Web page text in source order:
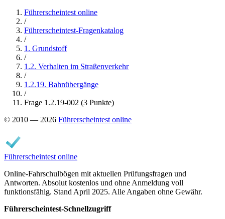
Führerscheintest online
/
Führerscheintest-Fragenkatalog
/
1. Grundstoff
/
1.2. Verhalten im Straßenverkehr
/
1.2.19. Bahnübergänge
/
Frage 1.2.19-002 (3 Punkte)
© 2010 — 2026 Führerscheintest online
Führerscheintest online
Online-Fahrschulbögen mit aktuellen Prüfungsfragen und
Antworten. Absolut kostenlos und ohne Anmeldung voll
funktionsfähig. Stand April 2025. Alle Angaben ohne Gewähr.
Führerscheintest-Schnellzugriff